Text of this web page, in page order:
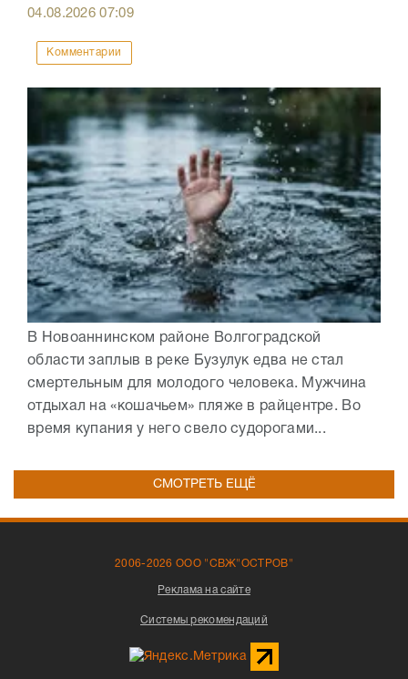
04.08.202607:09
Комментарии
В Новоаннинском районе Волгоградской
области заплыв в реке Бузулук едва не стал
смертельным для молодого человека. Мужчина
отдыхал на «кошачьем» пляже в райцентре. Во
время купания у него свело судорогами...
СМОТРЕТЬ ЕЩЁ
2006-2026 ООО "СВЖ"ОСТРОВ"
Реклама на сайте
Системы рекомендаций